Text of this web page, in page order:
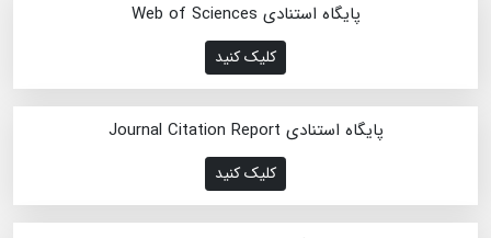
پایگاه استنادی Web of Sciences
کلیک کنید
پایگاه استنادی Journal Citation Report
کلیک کنید